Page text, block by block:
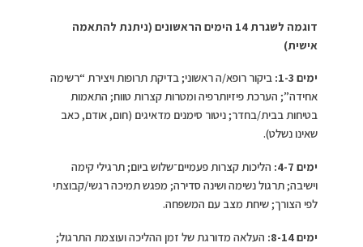
דוגמה לשגרת 14 הימים הראשונים (ניתנת להתאמה
אישית)
ימים 1-3:
ביקור רופא/ה ראשוני; בדיקת תרופות ויצירת “רשימה
אחידה”; הערכת פיזיותרפיה ומטרות קצרות טווח; התאמות
בטיחות בבית/בחדר; ניטור סימנים מדאיגים (חום, אודם, כאב
שאינו נשלט).
ימים 4-7:
הליכות קצרות פעמיים־שלוש ביום; תרגילי קימה
וישיבה; תרגול נשימה ושינה סדירה; מפגש תמיכה רגשי/קבוצתי
לפי הצורך; שיחת מצב עם המשפחה.
ימים 8-14:
העלאה מדורגת של זמן ההליכה ועוצמת התרגול;